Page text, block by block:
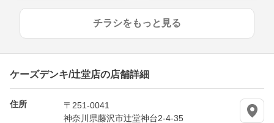
チラシをもっと見る
ケーズデンキ/辻堂店の店舗詳細
住所
〒251-0041
神奈川県藤沢市辻堂神台2-4-35